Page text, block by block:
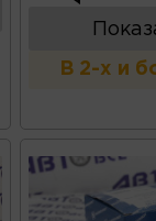
В 2-х и